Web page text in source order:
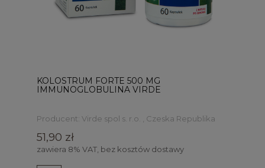
KOLOSTRUM FORTE 500 MG
IMMUNOGLOBULINA VIRDE
Producent: Virde spol s. r.o. , Czeska Republika
51,90 zł
zawiera 8% VAT, bez kosztów dostawy